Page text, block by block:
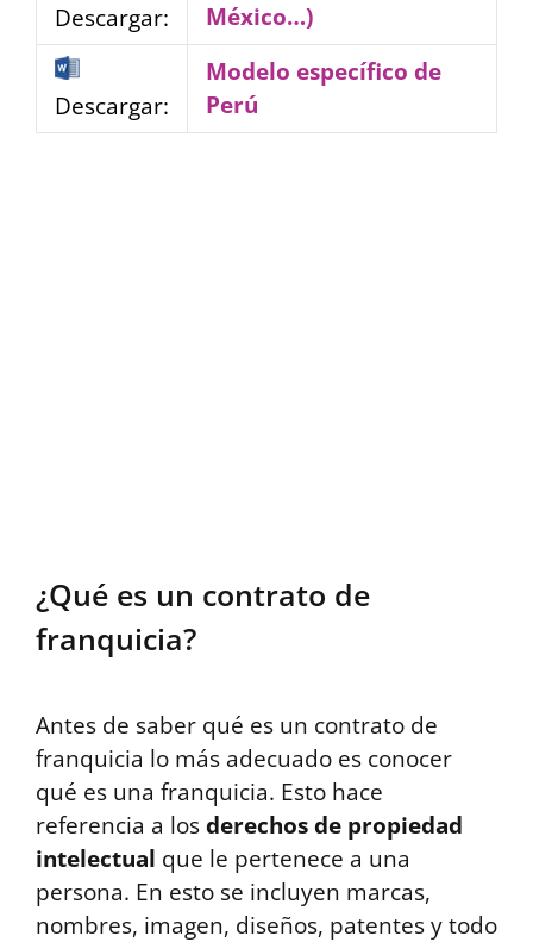
Descargar:
México…)
Descargar:
Modelo específico de
Perú
¿Qué es un contrato de
franquicia?
Antes de saber qué es un contrato de
franquicia lo más adecuado es conocer
qué es una franquicia. Esto hace
referencia a losderechos de propiedad
intelectual que le pertenece a una
persona. En esto se incluyen marcas,
nombres, imagen, diseños, patentes y todo